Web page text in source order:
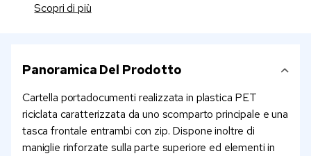
Scopri di più
Panoramica Del Prodotto
Cartella portadocumenti realizzata in plastica PET
riciclata caratterizzata da uno scomparto principale e una
tasca frontale entrambi con zip. Dispone inoltre di
maniglie rinforzate sulla parte superiore ed elementi in